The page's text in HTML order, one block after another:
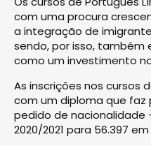
com uma procura
a integração de
sendo, por isso,
como um investimento
As inscrições nos cursos
com um diploma que
pedido de nacionalidade
2020/2021 para 56.397